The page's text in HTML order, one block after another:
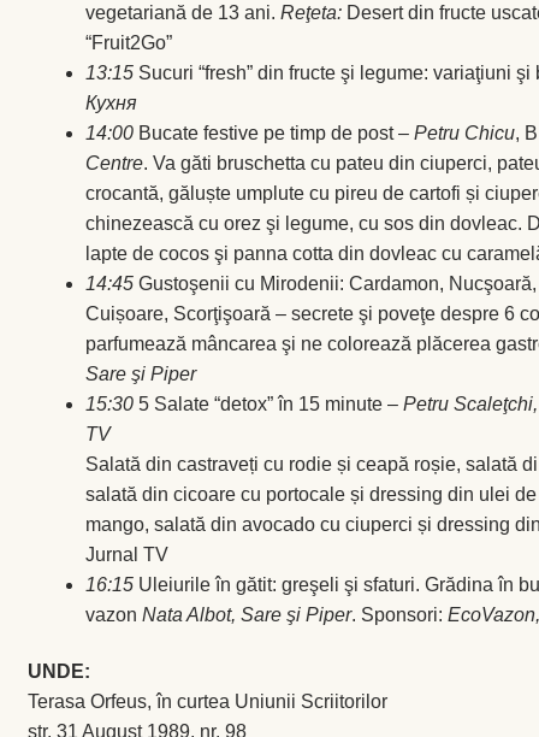
vegetariană de 13 ani. Reţeta:Desert din fructe
“Fruit2Go”
13:15Sucuri “fresh” din fructe şi legume: variaţiuni
Кухня
14:00Bucate festive pe timp de post – Petru Chicu,
Centre. Va găti bruschetta cu pateu din ciuperci,
crocantă, găluște umplute cu pireu de cartofi și
chinezească cu orez şi legume, cu sos din dovleac.
lapte de cocos şi panna cotta din dovleac cu
14:45Gustoşenii cu Mirodenii: Cardamon,
Cuișoare, Scorţişoară – secrete şi poveţe despre 6
parfumează mâncarea şi ne colorează plăcerea
Sare şi Piper
15:305 Salate “detox” în 15 minute – Petru
TV
Salată din castraveți cu rodie și ceapă roșie, salată
salată din cicoare cu portocale și dressing din ulei
mango, salată din avocado cu ciuperci și dressing
Jurnal TV
16:15Uleiurile în gătit: greşeli şi sfaturi. Grădina în
vazon Nata Albot, Sare şi Piper. Sponsori:
UNDE:
Terasa Orfeus, în curtea Uniunii Scriitorilor
str. 31 August 1989, nr. 98